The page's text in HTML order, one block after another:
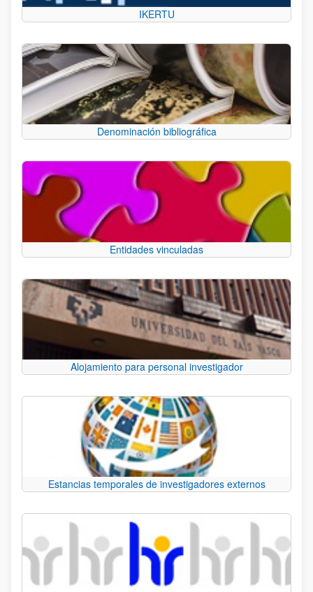
IKERTU
Denominación bibliográfica
Entidades vinculadas
Alojamiento para personal investigador
Estancias temporales de investigadores externos